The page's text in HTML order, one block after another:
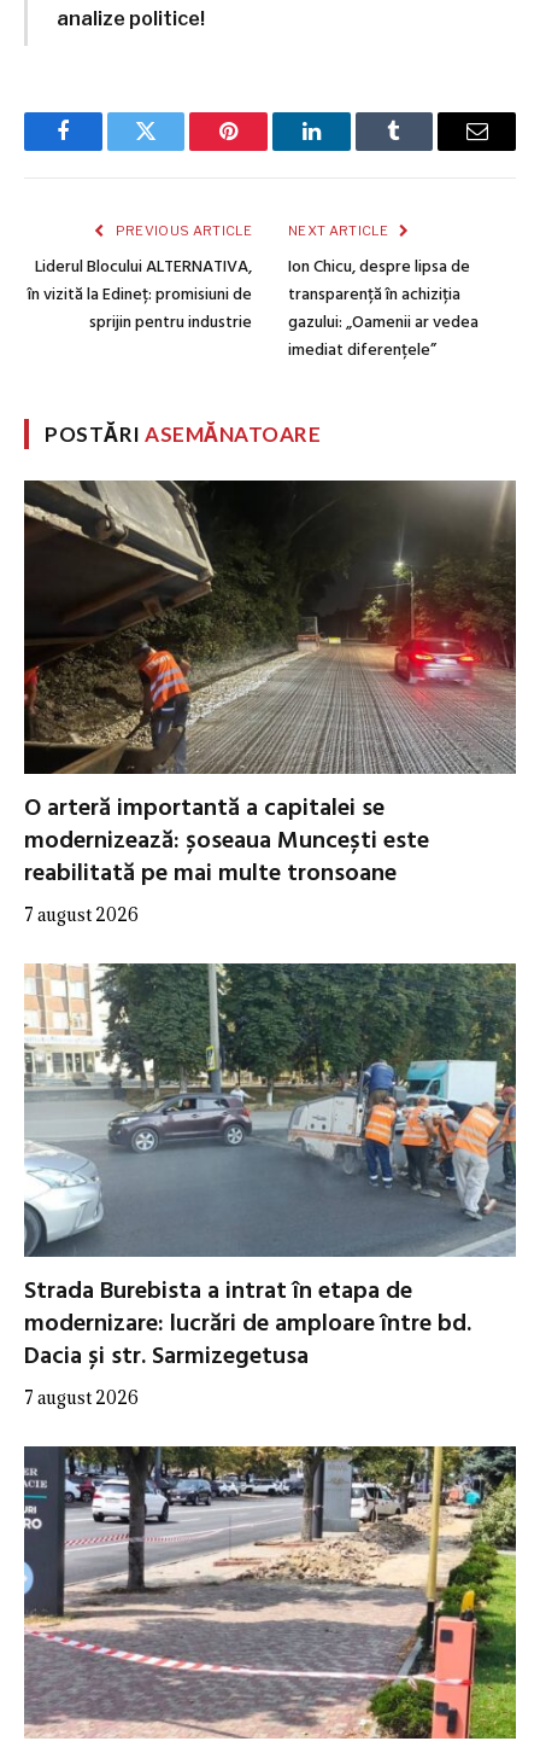
analize politice!
FacebookTwitter Pinterest LinkedInTumblr Email
PREVIOUS ARTICLE
Liderul Blocului ALTERNATIVA,
în vizită la Edineț: promisiuni de
sprijin pentru industrie
NEXT ARTICLE
Ion Chicu, despre lipsa de
transparență în achiziția
gazului: „Oamenii ar vedea
imediat diferențele”
POSTĂRIASEMĂNATOARE
O arteră importantă a capitalei se
modernizează: șoseaua Muncești este
reabilitată pe mai multe tronsoane
7 august 2026
Strada Burebista a intrat în etapa de
modernizare: lucrări de amploare între bd.
Dacia și str. Sarmizegetusa
7 august 2026